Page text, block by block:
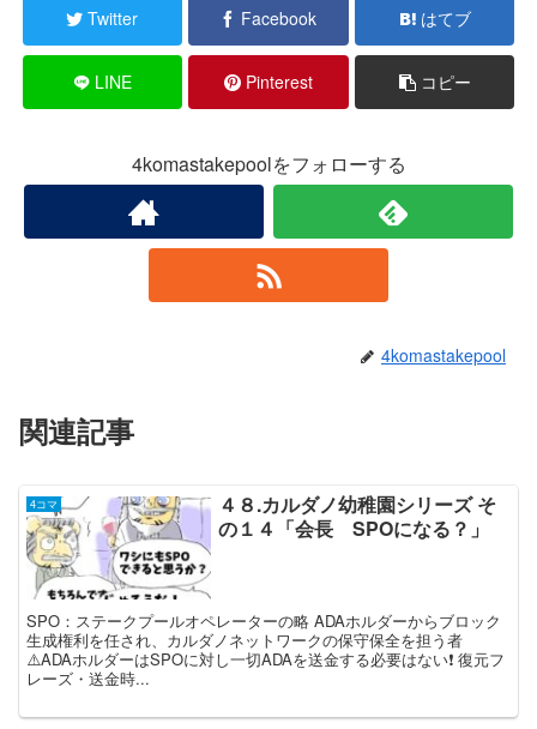
Twitter Facebook はてブ
LINE Pinterest コピー
4komastakepoolをフォローする
4komastakepool
関連記事
4コマ
４８.カルダノ幼稚園シリーズ そ
の１４「会長 SPOになる？」
SPO：ステークプールオペレーターの略 ADAホルダーからブロック
生成権利を任され、カルダノネットワークの保守保全を担う者
⚠️ADAホルダーはSPOに対し一切ADAを送金する必要はない❗️ 復元フ
レーズ・送金時...